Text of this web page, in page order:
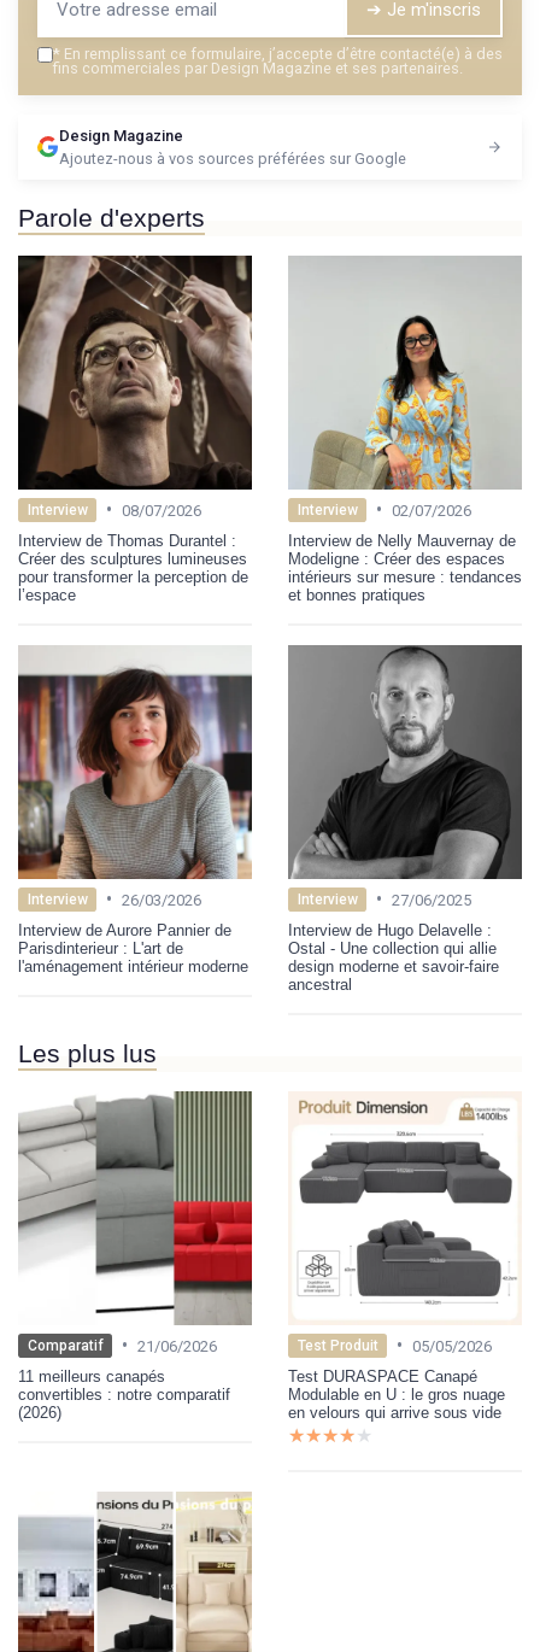
➔ Je m'inscris
* En remplissant ce formulaire, j’accepte d’être contacté(e) à des
fins commerciales par Design Magazine et ses partenaires.
Design Magazine
Ajoutez-nous à vos sources préférées sur Google
Parole d'experts
Interview • 08/07/2026
Interview de Thomas Durantel :
Créer des sculptures lumineuses
pour transformer la perception de
l’espace
Interview • 02/07/2026
Interview de Nelly Mauvernay de
Modeligne : Créer des espaces
intérieurs sur mesure : tendances
et bonnes pratiques
Interview • 26/03/2026
Interview de Aurore Pannier de
Parisdinterieur : L'art de
l'aménagement intérieur moderne
Interview • 27/06/2025
Interview de Hugo Delavelle :
Ostal - Une collection qui allie
design moderne et savoir-faire
ancestral
Les plus lus
Comparatif • 21/06/2026
11 meilleurs canapés
convertibles : notre comparatif
(2026)
Test Produit • 05/05/2026
Test DURASPACE Canapé
Modulable en U : le gros nuage
en velours qui arrive sous vide
★★★★★
★★★★★